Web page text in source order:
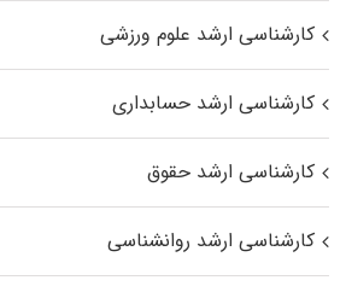
کارشناسی ارشد علوم ورزشی
کارشناسی ارشد حسابداری
کارشناسی ارشد حقوق
کارشناسی ارشد روانشناسی